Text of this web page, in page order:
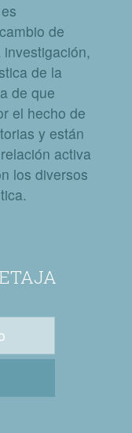
es
de
de la
de que
el hecho de
y están
activa
los diversos